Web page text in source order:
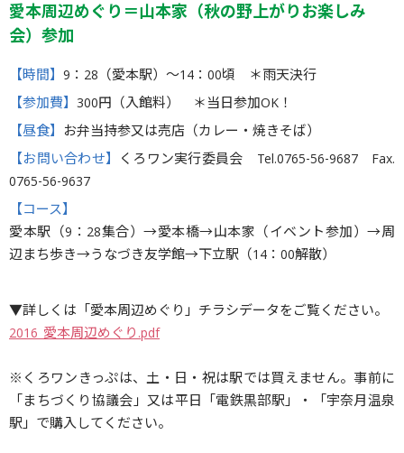
愛本周辺めぐり＝山本家（秋の野上がりお楽しみ
会）参加
【時間】 9：28（愛本駅）〜14：00頃 ＊雨天決行
【参加費】 300円（入館料） ＊当日参加OK！
【昼食】 お弁当持参又は売店（カレー・焼きそば）
【お問い合わせ】 くろワン実行委員会 Tel.0765-56-9687 Fax.
0765-56-9637
【コース】
愛本駅（9：28集合）→愛本橋→山本家（イベント参加）→周
辺まち歩き→うなづき友学館→下立駅（14：00解散）
▼詳しくは「愛本周辺めぐり」チラシデータをご覧ください。
2016_愛本周辺めぐり.pdf
※くろワンきっぷは、土・日・祝は駅では買えません。事前に
「まちづくり協議会」又は平日「電鉄黒部駅」・「宇奈月温泉
駅」で購入してください。